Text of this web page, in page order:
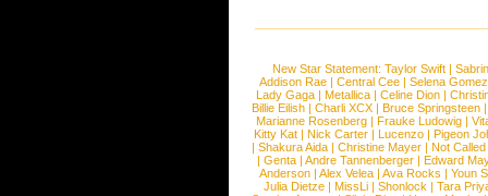
New Star Statement:Taylor Swift |
Addison Rae | Central Cee | Selena Gomez
Lady Gaga |Metallica |Celine Dion |
Billie Eilish |Charli XCX |Bruce Springsteen
Marianne Rosenberg |Frauke Ludowig |
Kitty Kat |Nick Carter |Lucenzo |Pigeon
|Shakura Aida |Christine Mayer |Not
|Genta |Andre Tannenberger |Edward
Anderson | Alex Velea | Ava Rocks | Youn
Julia Dietze | MissLi | Shonlock | Tara